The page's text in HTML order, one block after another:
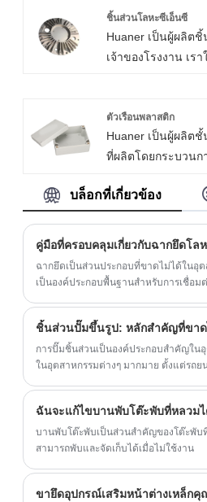
ขายึดโครงตัว L นำ
หลากหลาย ทำให้เ
เช่น ชั้นวางของตก
กันทั่วไปในห้องน้ำ
ระเบียง ร้านค้า แล
ออกแบบแบบแยกส่ว
ด้วยเลเซอร์ (ความ
ความปลอดภัยของแ
ชิ้นส่วนโลหะซีเอ็นซี
Huaner เป็นผู้ผลิต
เจ้าของโรงงาน เร
การรับรอง ISO แล
ที่แม่นยำของ CNC
ตัวเรือนพลาสติก
Huaner เป็นผู้ผลิต
ที่ผลิตโดยกระบวนก
ABS และ PA เรามีตั
บล็อกที่เกี่ยวข้อง
คู่มือที่ครอบคลุมเกี่ยวกับฉากยึดโล
ฉากยึดเป็นส่วนประกอบที่ขาดไม่ได้ในอุ
เป็นองค์ประกอบพื้นฐานสำหรับการเชื่อม
ชิ้นส่วนปั๊มขึ้นรูป: หลักสำคัญที่ขาด
การปั๊มชิ้นส่วนเป็นองค์ประกอบสำคัญใน
ในอุตสาหกรรมต่างๆ มากมาย ตั้งแต่รถย
ฉันจะแก้ไขบานพับโต๊ะพับที่หลวมไ
บานพับโต๊ะพับเป็นส่วนสำคัญของโต๊ะพับ
สามารถพับและจัดเก็บได้เมื่อไม่ใช้งาน